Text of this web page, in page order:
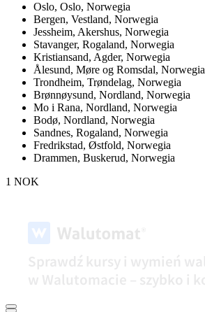
Oslo, Oslo, Norwegia
Bergen, Vestland, Norwegia
Jessheim, Akershus, Norwegia
Stavanger, Rogaland, Norwegia
Kristiansand, Agder, Norwegia
Ålesund, Møre og Romsdal, Norwegia
Trondheim, Trøndelag, Norwegia
Brønnøysund, Nordland, Norwegia
Mo i Rana, Nordland, Norwegia
Bodø, Nordland, Norwegia
Sandnes, Rogaland, Norwegia
Fredrikstad, Østfold, Norwegia
Drammen, Buskerud, Norwegia
1 NOK